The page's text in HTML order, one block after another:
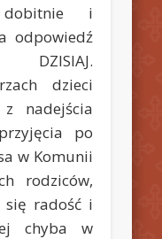
dobitnie i
odpowiedź
DZISIAJ.
dzieci
nadejścia
po
w Komunii
rodziców,
się radość i
chyba w